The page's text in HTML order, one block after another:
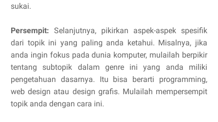
sukai.
Persempit: Selanjutnya, pikirkan aspek-aspek spesifik
dari topik ini yang paling anda ketahui. Misalnya, jika
anda ingin fokus pada dunia komputer, mulailah berpikir
tentang subtopik dalam genre ini yang anda miliki
pengetahuan dasarnya. Itu bisa berarti programming,
web design atau design grafis. Mulailah mempersempit
topik anda dengan cara ini.